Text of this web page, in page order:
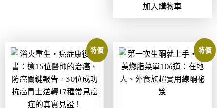
加入購物車
特價 特價